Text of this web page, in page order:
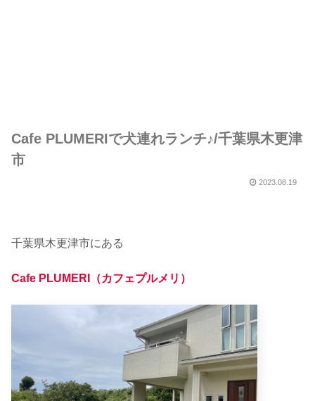
Cafe PLUMERIで犬連れランチ♪/千葉県木更津
市
2023.08.19
千葉県木更津市にある
Cafe PLUMERI（カフェプルメリ）